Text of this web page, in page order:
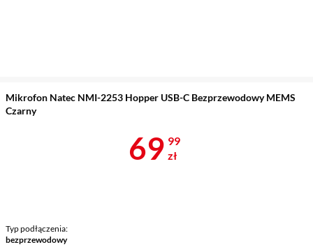
Mikrofon Natec NMI-2253 Hopper USB-C Bezprzewodowy MEMS
Czarny
Typ podłączenia
bezprzewodowy
Cena 69,99
69 99
zł